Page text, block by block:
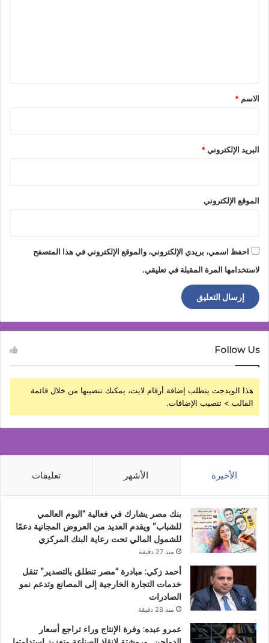
*
الاسم *
البريد الإلكتروني*
الموقع الإلكتروني
احفظ اسمي، بريدي الإلكتروني، والموقع الإلكتروني في هذا المتصفح
لاستخدامها المرة المقبلة في تعليقي.
Follow Us
هذا الويدجت يتطلب إضافة أرقام لايت، يمكنك تنصيبها من خلال قائمة
القالب > تنصيب الإضافات.
الأخيرة الأشهر تعليقات
بنك مصر يشارك في فعالية “اليوم العالمي
للشباب” ويقدم العديد من العروض المجانية دعمًا
للشمول المالي تحت رعاية البنك المركزي
منذ 27 دقيقة
أحمد زكي: مبادرة “مصر تنطلق بالتصدير” تنقل
خدمات التجارة الخارجية إلى المصانع وتدعم نمو
الصادرات
منذ 28 دقيقة
عمرو عبده: وفرة الإنتاج وراء تراجع أسعار